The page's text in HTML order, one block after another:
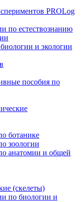
PROLog
по естествознанию
и экологии
пособия по
ботанике
зоологии
анатомии и общей
(скелеты)
по биологии и